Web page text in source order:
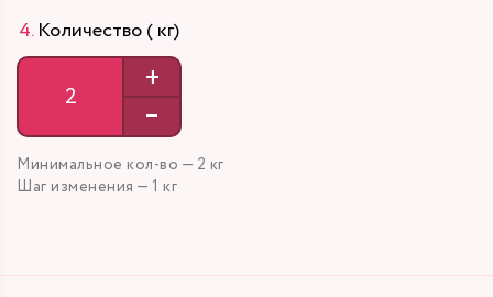
Количество ( кг)
+
–
Минимальное кол-во — 2 кг
Шаг изменения — 1 кг